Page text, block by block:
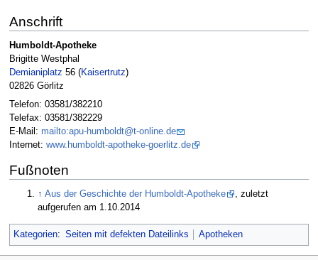
Anschrift
Humboldt-Apotheke
Brigitte Westphal
Demianiplatz 56 (Kaisertrutz)
02826 Görlitz
Telefon: 03581/382210
Telefax: 03581/382229
E-Mail: mailto:apu-humboldt@t-online.de
Internet: www.humboldt-apotheke-goerlitz.de
Fußnoten
↑ Aus der Geschichte der Humboldt-Apotheke
, zuletzt
aufgerufen am 1.10.2014
Kategorien: Seiten mit defekten Dateilinks Apotheken